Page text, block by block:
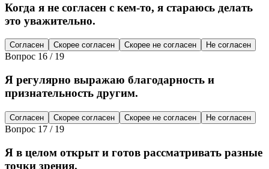
Когда я не согласен с кем-то, я стараюсь делать
это уважительно.
Согласен Скорее согласен Скорее не согласен Не согласен
Вопрос 16 / 19
Я регулярно выражаю благодарность и
признательность другим.
Согласен Скорее согласен Скорее не согласен Не согласен
Вопрос 17 / 19
Я в целом открыт и готов рассматривать разные
точки зрения.